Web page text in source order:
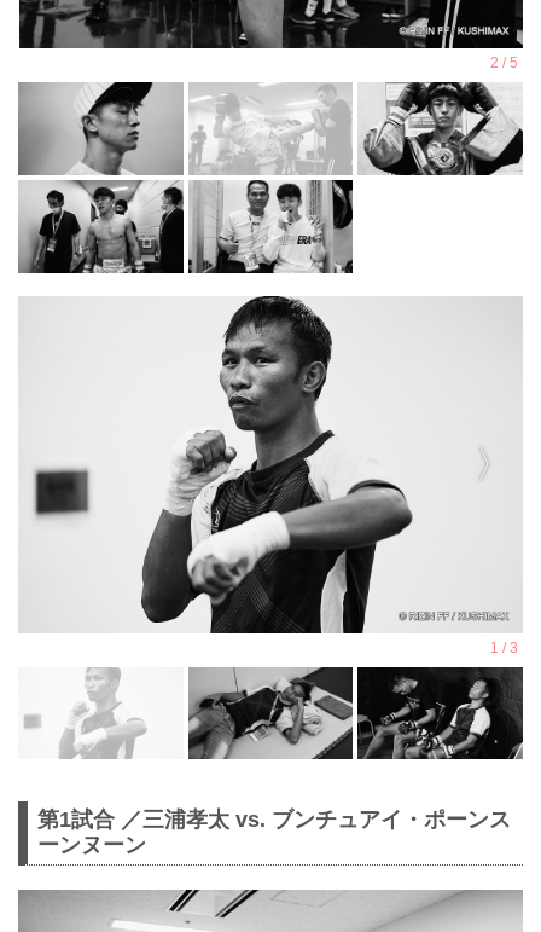
第1試合 ／三浦孝太 vs. ブンチュアイ・ポーンス
ーンヌーン